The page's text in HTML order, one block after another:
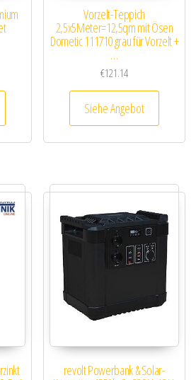
Vorzelt-Teppich
2,5x5Meter=12,5qm mit Ösen
Dometic 111710 grau für Vorzelt +
…
€121.14
Siehe Angebot
revolt Powerbank & Solar-